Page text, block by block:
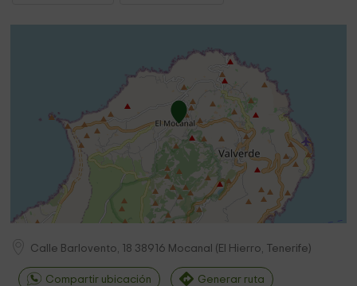
Calle Barlovento, 18 38916 Mocanal ( El Hierro, Tenerife)
Compartir ubicación Generar ruta